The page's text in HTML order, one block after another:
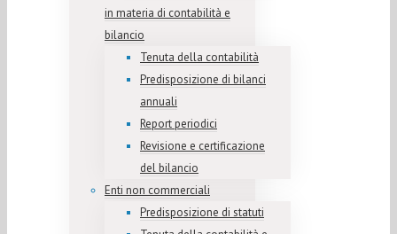
in materia di contabilità e
bilancio
Tenuta della contabilità
Predisposizione di bilanci
annuali
Report periodici
Revisione e certificazione
del bilancio
Enti non commerciali
Predisposizione di statuti